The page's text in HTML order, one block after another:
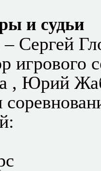
и судьи
– Сергей
игрового
, Юрий